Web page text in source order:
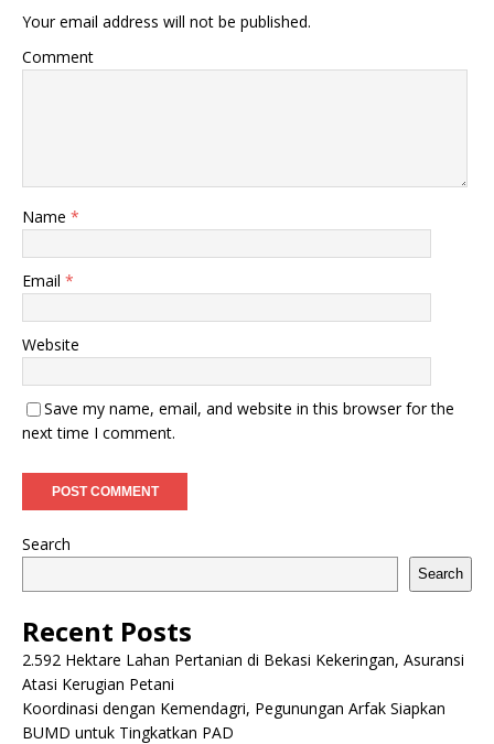
Your email address will not be published.
Comment
Name *
Email *
Website
Save my name, email, and website in this browser for the
next time I comment.
Search
Search
Recent Posts
2.592 Hektare Lahan Pertanian di Bekasi Kekeringan, Asuransi
Atasi Kerugian Petani
Koordinasi dengan Kemendagri, Pegunungan Arfak Siapkan
BUMD untuk Tingkatkan PAD